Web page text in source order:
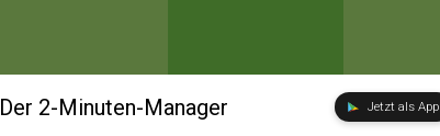
Der 2-Minuten-Manager Jetzt als App